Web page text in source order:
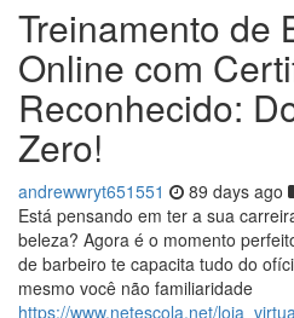
Treinamento de
Online com
Reconhecido:
Zero!
andrewwryt651551 89 days ago
Está pensando em ter a sua
beleza? Agora é o momento
de barbeiro te capacita tudo do
mesmo você não familiaridade
https://www.netescola.net/